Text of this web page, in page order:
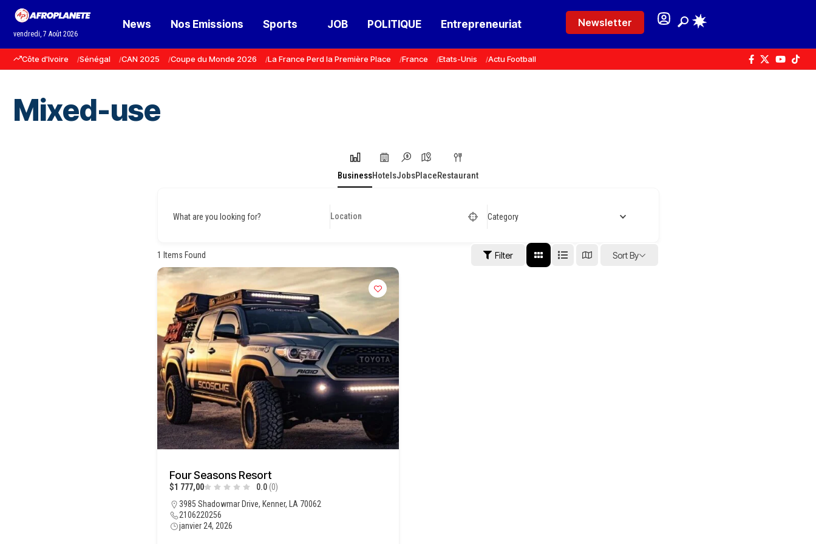
vendredi, 7 Août 2026
News Nos Emissions Sports JOB POLITIQUE Entrepreneuriat Newsletter
Côte d'Ivoire Sénégal CAN 2025 Coupe du Monde 2026 La France Perd la Première Place France Etats-Unis Actu Football
Mixed-use
BusinessHotelsJobsPlaceRestaurant
What are you looking for? Category
1 Items Found Filter Sort By
Four Seasons Resort
$1 777,00 0.0 (0)
3985 Shadowmar Drive, Kenner, LA 70062
2106220256
janvier 24, 2026